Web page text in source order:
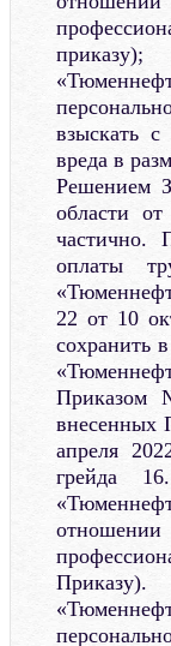
взыскать
вреда в
Решением
области
частично.
оплаты
22 от 10
сохранить
Приказом
внесенных
апреля
грейда